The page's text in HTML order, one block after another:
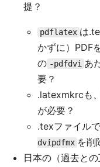
提？
pdflatex は
かずに）PDF
の -pdfdvi あ
要？
.latexmkrcも、
が必要？
.texファイル
dvipdfmx を削
日本の（過去と